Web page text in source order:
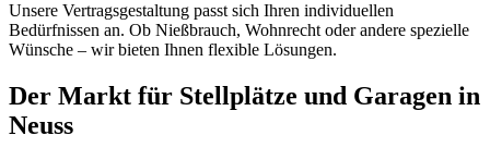
Unsere Vertragsgestaltung passt sich Ihren individuellen
Bedürfnissen an. Ob Nießbrauch, Wohnrecht oder andere spezielle
Wünsche – wir bieten Ihnen flexible Lösungen.
Der Markt für Stellplätze und Garagen in
Neuss